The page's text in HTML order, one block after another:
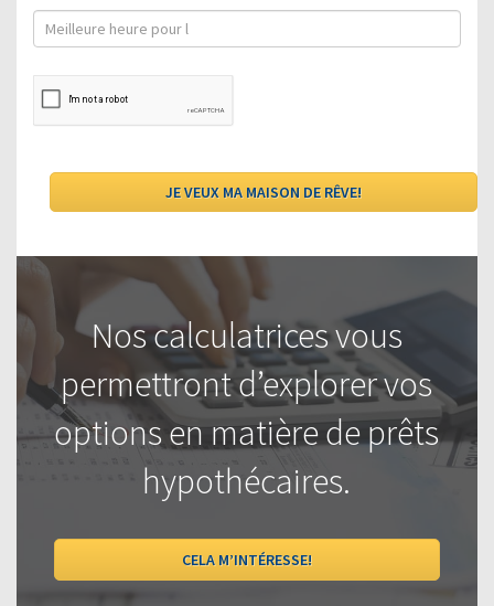
Nos calculatrices vous
permettront d’explorer vos
options en matière de prêts
hypothécaires.
CELA M’INTÉRESSE!